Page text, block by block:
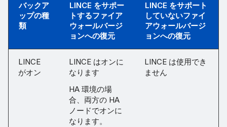
バックア
ップの種
類
LINCE をサポー
トするファイア
ウォールバージ
ョンへの復元
LINCE をサポート
していないファイ
アウォールバージ
ョンへの復元
LINCE
がオン
LINCE はオンに
なります
HA 環境の場
合、両方の HA
ノードでオンに
なります。
LINCE は使用でき
ません